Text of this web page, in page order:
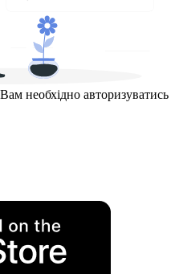
необхідно авторизуватись